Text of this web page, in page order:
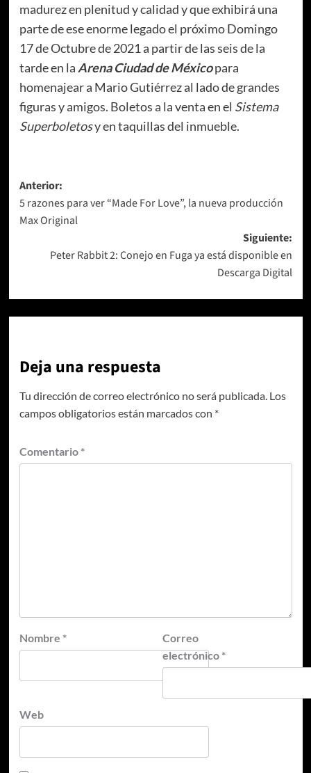
madurez en plenitud y calidad y que exhibirá una
parte de ese enorme legado el próximo Domingo
17 de Octubre de 2021 a partir de las seis de la
tarde en la Arena Ciudad de Méxicopara
homenajear a Mario Gutiérrez al lado de grandes
figuras y amigos. Boletos a la venta en el Sistema
Superboletosy en taquillas del inmueble.
Navegación
de
entradas
Anterior:
5 razones para ver “Made For Love”, la nueva producción
Max Original
Siguiente:
Peter Rabbit 2: Conejo en Fuga ya está disponible en
Descarga Digital
Deja una respuesta
Tu dirección de correo electrónico no será publicada. Los
campos obligatorios están marcados con *
Comentario *
Nombre *
Correo
electrónico *
Web